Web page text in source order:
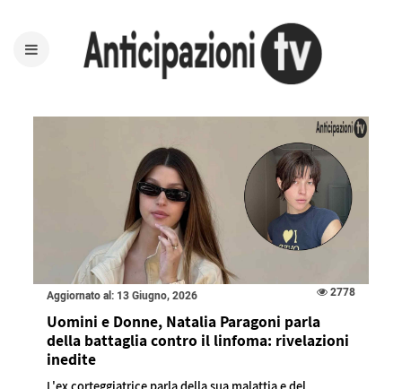
Aggiornato al: 13 Giugno, 2026 2778
Uomini e Donne, Natalia Paragoni parla
della battaglia contro il linfoma: rivelazioni
inedite
L'ex corteggiatrice parla della sua malattia e del